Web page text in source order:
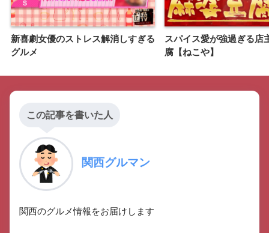
新喜劇女優のストレス解消しすぎる
グルメ
スパイス愛が強過ぎる店
腐【ねこや】
この記事を書いた人
関西グルマン
関西のグルメ情報をお届けします